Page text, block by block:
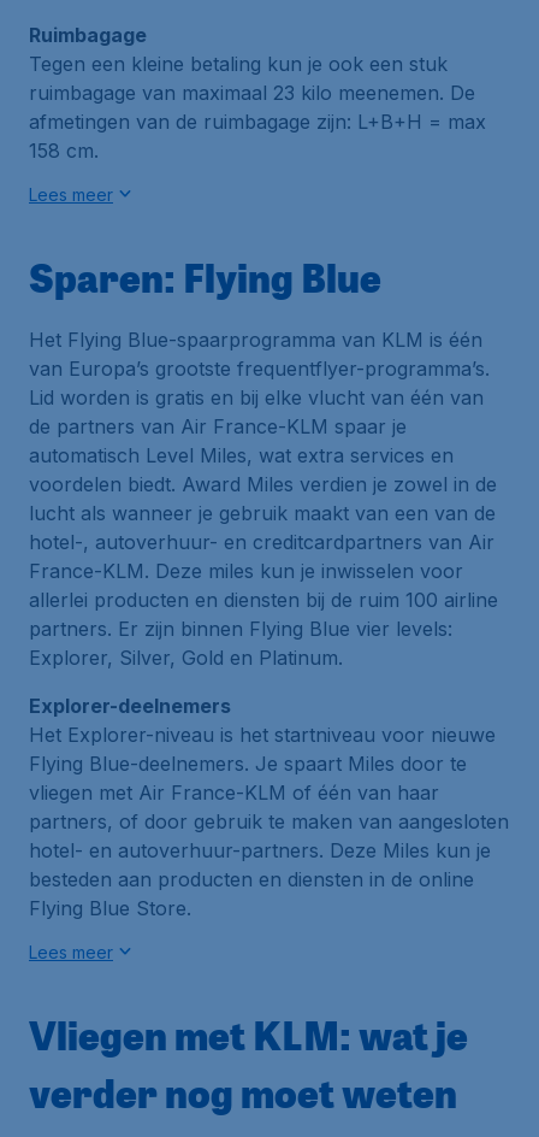
Ruimbagage
Tegen een kleine betaling kun je ook een stuk
ruimbagage van maximaal 23 kilo meenemen. De
afmetingen van de ruimbagage zijn: L+B+H = max
158 cm.
Lees meer
Sparen: Flying Blue
Het Flying Blue-spaarprogramma van KLM is één
van Europa’s grootste frequentflyer-programma’s.
Lid worden is gratis en bij elke vlucht van één van
de partners van Air France-KLM spaar je
automatisch Level Miles, wat extra services en
voordelen biedt. Award Miles verdien je zowel in de
lucht als wanneer je gebruik maakt van een van de
hotel-, autoverhuur- en creditcardpartners van Air
France-KLM. Deze miles kun je inwisselen voor
allerlei producten en diensten bij de ruim 100 airline
partners. Er zijn binnen Flying Blue vier levels:
Explorer, Silver, Gold en Platinum.
Explorer-deelnemers
Het Explorer-niveau is het startniveau voor nieuwe
Flying Blue-deelnemers. Je spaart Miles door te
vliegen met Air France-KLM of één van haar
partners, of door gebruik te maken van aangesloten
hotel- en autoverhuur-partners. Deze Miles kun je
besteden aan producten en diensten in de online
Flying Blue Store.
Lees meer
Vliegen met KLM: wat je
verder nog moet weten